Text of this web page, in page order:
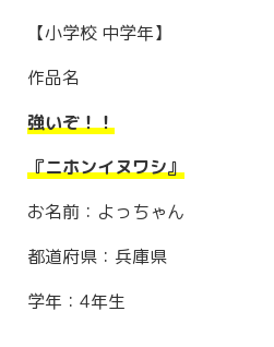
【小学校 中学年】
作品名
強いぞ！！
『ニホンイヌワシ』
お名前：よっちゃん
都道府県：兵庫県
学年：4年生